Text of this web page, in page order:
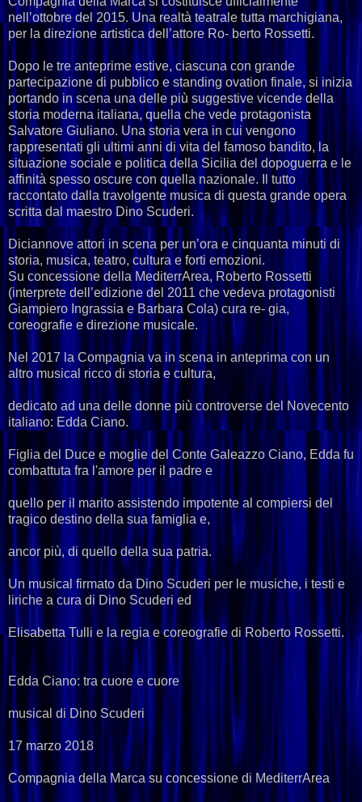
nell’ottobre del 2015. Una realtà teatrale tutta marchigiana,
per la direzione artistica dell’attore Ro- berto Rossetti.
Dopo le tre anteprime estive, ciascuna con grande
partecipazione di pubblico e standing ovation finale, si inizia
portando in scena una delle più suggestive vicende della
storia moderna italiana, quella che vede protagonista
Salvatore Giuliano. Una storia vera in cui vengono
rappresentati gli ultimi anni di vita del famoso bandito, la
situazione sociale e politica della Sicilia del dopoguerra e le
affinità spesso oscure con quella nazionale. Il tutto
raccontato dalla travolgente musica di questa grande opera
scritta dal maestro Dino Scuderi.
Diciannove attori in scena per un’ora e cinquanta minuti di
storia, musica, teatro, cultura e forti emozioni.
Su concessione della MediterrArea, Roberto Rossetti
(interprete dell’edizione del 2011 che vedeva protagonisti
Giampiero Ingrassia e Barbara Cola) cura re- gia,
coreografie e direzione musicale.
Nel 2017 la Compagnia va in scena in anteprima con un
altro musical ricco di storia e cultura,
dedicato ad una delle donne più controverse del Novecento
italiano: Edda Ciano.
Figlia del Duce e moglie del Conte Galeazzo Ciano, Edda fu
combattuta fra l'amore per il padre e
quello per il marito assistendo impotente al compiersi del
tragico destino della sua famiglia e,
ancor più, di quello della sua patria.
Un musical firmato da Dino Scuderi per le musiche, i testi e
liriche a cura di Dino Scuderi ed
Elisabetta Tulli e la regia e coreografie di Roberto Rossetti.
Edda Ciano: tra cuore e cuore
musical di Dino Scuderi
17 marzo 2018
Compagnia della Marca su concessione di MediterrArea